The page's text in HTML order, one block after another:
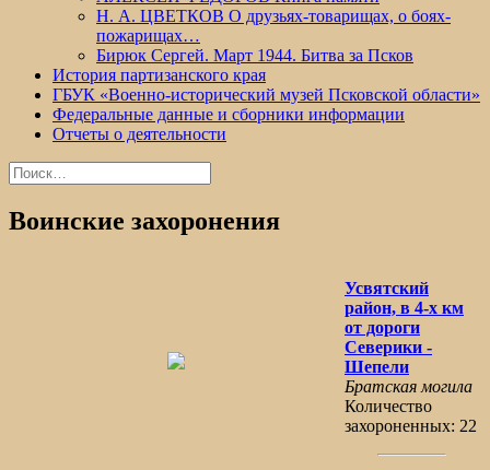
Н. А. ЦВЕТКОВ О друзьях-товарищах, о боях-
пожарищах…
Бирюк Сергей. Март 1944. Битва за Псков
История партизанского края
ГБУК «Военно-исторический музей Псковской области»
Федеральные данные и сборники информации
Отчеты о деятельности
Найти:
Воинские захоронения
Усвятский
район, в 4-х км
от дороги
Северики -
Шепели
Братская могила
Количество
захороненных: 22